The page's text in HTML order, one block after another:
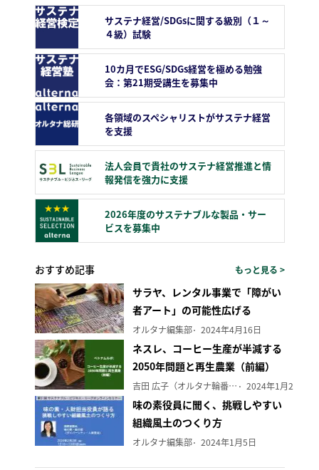
サステナ経営/SDGsに関する級別（１～
４級）試験
10カ月でESG/SDGs経営を極める勉強
会：第21期受講生を募集中
各領域のスペシャリストがサステナ経営
を支援
法人会員で貴社のサステナ経営推進と情
報発信を強力に支援
2026年度のサステナブルな製品・サー
ビスを募集中
おすすめ記事 もっと見る >
サラヤ、レンタル事業で「障がい
者アート」の可能性広げる
オルタナ編集部 2024年4月16日
ネスレ、コーヒー生産が半減する
2050年問題と再生農業（前編）
吉田 広子（オルタナ輪番編集長） 2024年1月29日
味の素役員に聞く、挑戦しやすい
組織風土のつくり方
オルタナ編集部 2024年1月5日